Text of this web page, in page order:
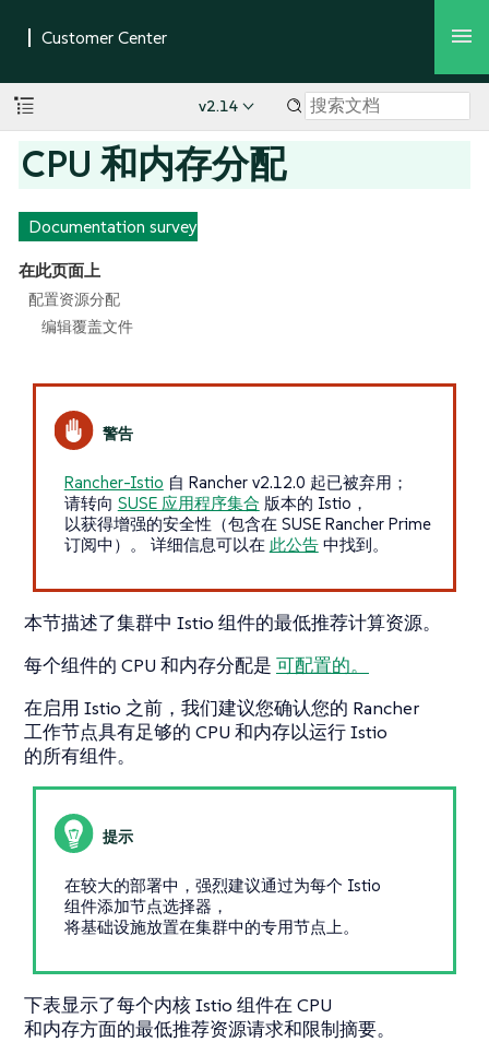
v2.14
CPU 和内存分配
Documentation survey
在此页面上
配置资源分配
编辑覆盖文件
Rancher-Istio 自 Rancher v2.12.0 起已被弃用；
请转向 SUSE 应用程序集合 版本的 Istio，
以获得增强的安全性（包含在 SUSE Rancher Prime
订阅中）。 详细信息可以在 此公告中找到。
本节描述了集群中 Istio 组件的最低推荐计算资源。
每个组件的 CPU 和内存分配是 可配置的。
在启用 Istio 之前，我们建议您确认您的 Rancher
工作节点具有足够的 CPU 和内存以运行 Istio
的所有组件。
在较大的部署中，强烈建议通过为每个 Istio
组件添加节点选择器，
将基础设施放置在集群中的专用节点上。
下表显示了每个内核 Istio 组件在 CPU
和内存方面的最低推荐资源请求和限制摘要。